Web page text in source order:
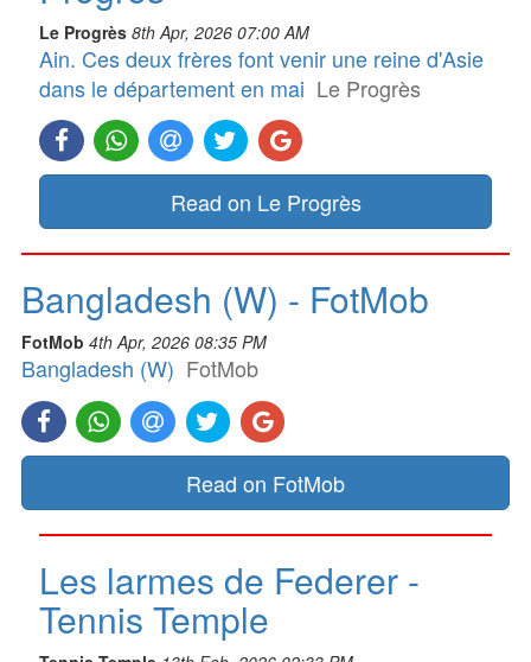
Le Progrès 8th Apr, 2026 07:00 AM
Ain. Ces deux frères font venir une reine d'Asie
dans le département en mai Le Progrès
Read on Le Progrès
Bangladesh (W) - FotMob
FotMob 4th Apr, 2026 08:35 PM
Bangladesh (W) FotMob
Read on FotMob
Les larmes de Federer -
Tennis Temple